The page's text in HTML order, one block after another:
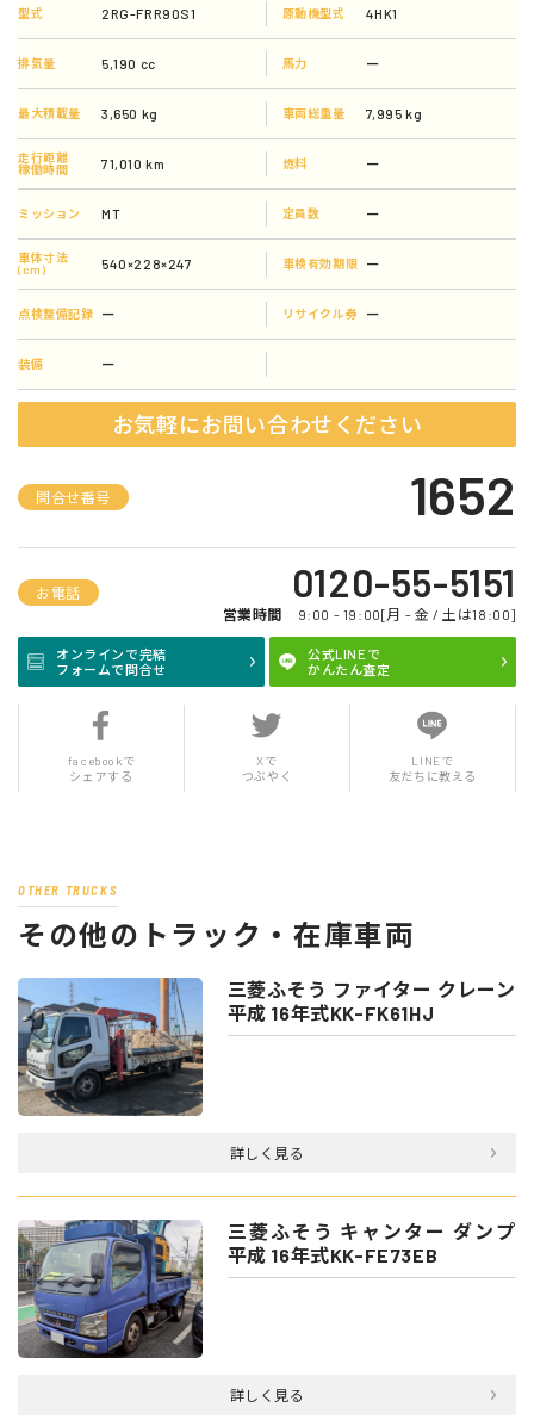
型式 2RG-FRR90S1 原動機型式 4HK1
排気量 5,190 cc 馬力 ー
最大積載量 3,650 kg 車両総重量 7,995 kg
走行距離
稼働時間
71,010 km 燃料 ー
ミッション MT 定員数 ー
車体寸法
(cm)
540×228×247 車検有効期限 ー
点検整備記録 ー リサイクル券 ー
装備 ー
お気軽にお問い合わせください
問合せ番号 1652
お電話 0120-55-5151
営業時間 9:00 - 19:00[月 - 金 / 土は18:00]
オンラインで完結
フォームで問合せ
公式LINEで
かんたん査定
facebookで
シェアする
Xで
つぶやく
LINEで
友だちに教える
OTHER TRUCKS
その他のトラック・在庫車両
三菱ふそう ファイター クレーン
平成 16年式KK-FK61HJ
詳しく見る
三菱ふそう キャンター ダンプ
平成 16年式KK-FE73EB
詳しく見る